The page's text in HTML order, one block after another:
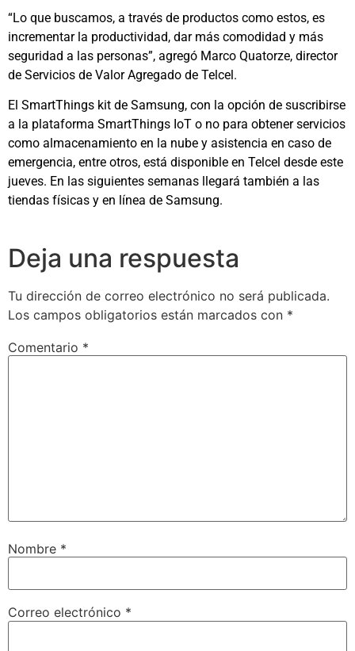
“Lo que buscamos, a través de productos como estos, es
incrementar la productividad, dar más comodidad y más
seguridad a las personas”, agregó Marco Quatorze, director
de Servicios de Valor Agregado de Telcel.
El SmartThings kit de Samsung, con la opción de suscribirse
a la plataforma SmartThings IoT o no para obtener servicios
como almacenamiento en la nube y asistencia en caso de
emergencia, entre otros, está disponible en Telcel desde este
jueves. En las siguientes semanas llegará también a las
tiendas físicas y en línea de Samsung.
Deja una respuesta
Tu dirección de correo electrónico no será publicada.
Los campos obligatorios están marcados con *
Comentario *
Nombre *
Correo electrónico *